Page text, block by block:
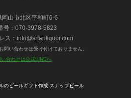
岡山市北区平和町6-6
号：070-3978-5823
ス：info@snapliquor.com
問い合わせは受け付けておりません。
い合わせは公式LINEへ
のビールギフト作成 スナップビール